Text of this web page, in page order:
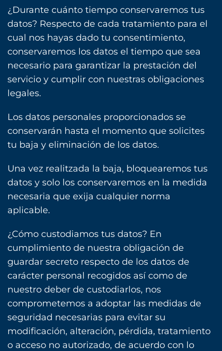
¿Durante cuánto tiempo conservaremos tus
datos? Respecto de cada tratamiento para el
cual nos hayas dado tu consentimiento,
conservaremos los datos el tiempo que sea
necesario para garantizar la prestación del
servicio y cumplir con nuestras obligaciones
legales.
Los datos personales proporcionados se
conservarán hasta el momento que solicites
tu baja y eliminación de los datos.
Una vez realitzada la baja, bloquearemos tus
datos y solo los conservaremos en la medida
necesaria que exija cualquier norma
aplicable.
¿Cómo custodiamos tus datos? En
cumplimiento de nuestra obligación de
guardar secreto respecto de los datos de
carácter personal recogidos así como de
nuestro deber de custodiarlos, nos
comprometemos a adoptar las medidas de
seguridad necesarias para evitar su
modificación, alteración, pérdida, tratamiento
o acceso no autorizado, de acuerdo con lo